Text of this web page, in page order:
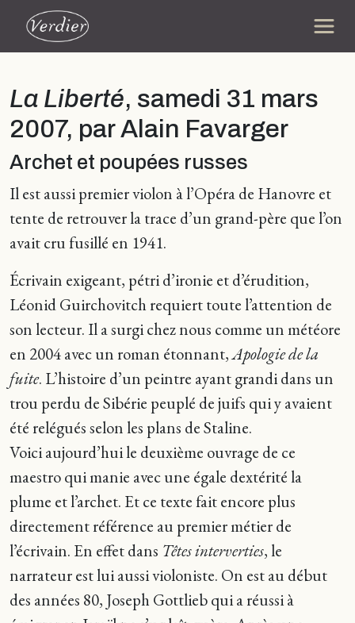
La Liberté, samedi 31 mars
2007, par Alain Favarger
Archet et poupées russes
Il est aussi premier violon à l’Opéra de Hanovre et
tente de retrouver la trace d’un grand-père que l’on
avait cru fusillé en 1941.
Écrivain exigeant, pétri d’ironie et d’érudition,
Léonid Guirchovitch requiert toute l’attention de
son lecteur. Il a surgi chez nous comme un météore
en 2004 avec un roman étonnant,Apologie de la
fuite. L’histoire d’un peintre ayant grandi dans un
trou perdu de Sibérie peuplé de juifs qui y avaient
été relégués selon les plans de Staline.
Voici aujourd’hui le deuxième ouvrage de ce
maestro qui manie avec une égale dextérité la
plume et l’archet. Et ce texte fait encore plus
directement référence au premier métier de
l’écrivain. En effet dans Têtes interverties, le
narrateur est lui aussi violoniste. On est au début
des années 80, Joseph Gottlieb qui a réussi à